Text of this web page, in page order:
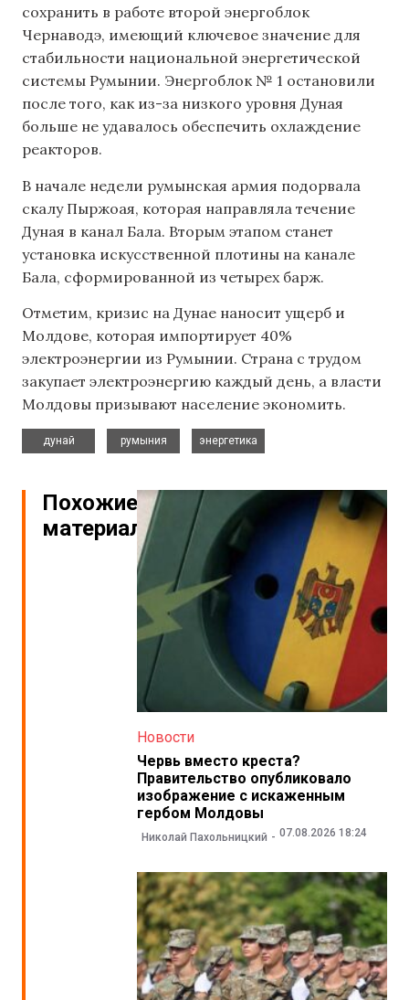
сохранить в работе второй энергоблок
Чернаводэ, имеющий ключевое значение для
стабильности национальной энергетической
системы Румынии. Энергоблок № 1 остановили
после того, как из-за низкого уровня Дуная
больше не удавалось обеспечить охлаждение
реакторов.
В начале недели румынская армия подорвала
скалу Пыржоая, которая направляла течение
Дуная в канал Бала. Вторым этапом станет
установка искусственной плотины на канале
Бала, сформированной из четырех барж.
Отметим, кризис на Дунае наносит ущерб и
Молдове, которая импортирует 40%
электроэнергии из Румынии. Страна с трудом
закупает электроэнергию каждый день, а власти
Молдовы призывают население экономить.
дунай
румыния
энергетика
Похожие
материалы
Новости
Червь вместо креста?
Правительство опубликовало
изображение с искаженным
гербом Молдовы
Николай Пахольницкий 07.08.2026 18:24